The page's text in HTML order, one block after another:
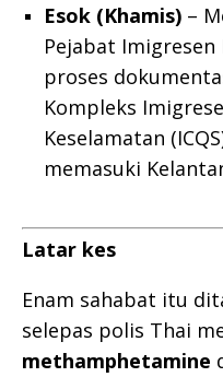
Esok (Khamis) –
Pejabat Imigresen
proses
Kompleks
Keselamatan
memasuki
Latar kes
Enam sahabat itu
selepas polis Thai
methamphetamine